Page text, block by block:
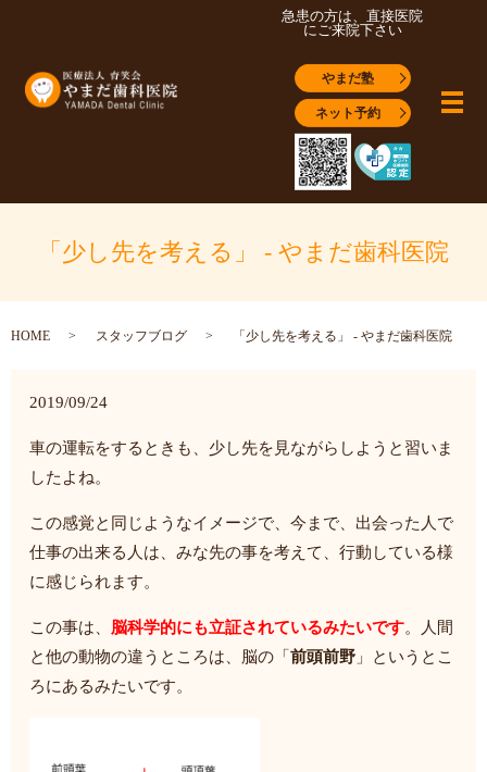
急患の方は、直接医院
にご来院下さい
やまだ塾
ネット予約 メ
「少し先を考える」 - やまだ歯科医院
HOME スタッフブログ 「少し先を考える」 - やまだ歯科医院
2019/09/24
車の運転をするときも、少し先を見ながらしようと習いま
したよね。
この感覚と同じようなイメージで、今まで、出会った人で
仕事の出来る人は、みな先の事を考えて、行動している様
に感じられます。
この事は、 脳科学的にも立証されているみたいです。人間
と他の動物の違うところは、脳の「前頭前野 」というとこ
ろにあるみたいです。